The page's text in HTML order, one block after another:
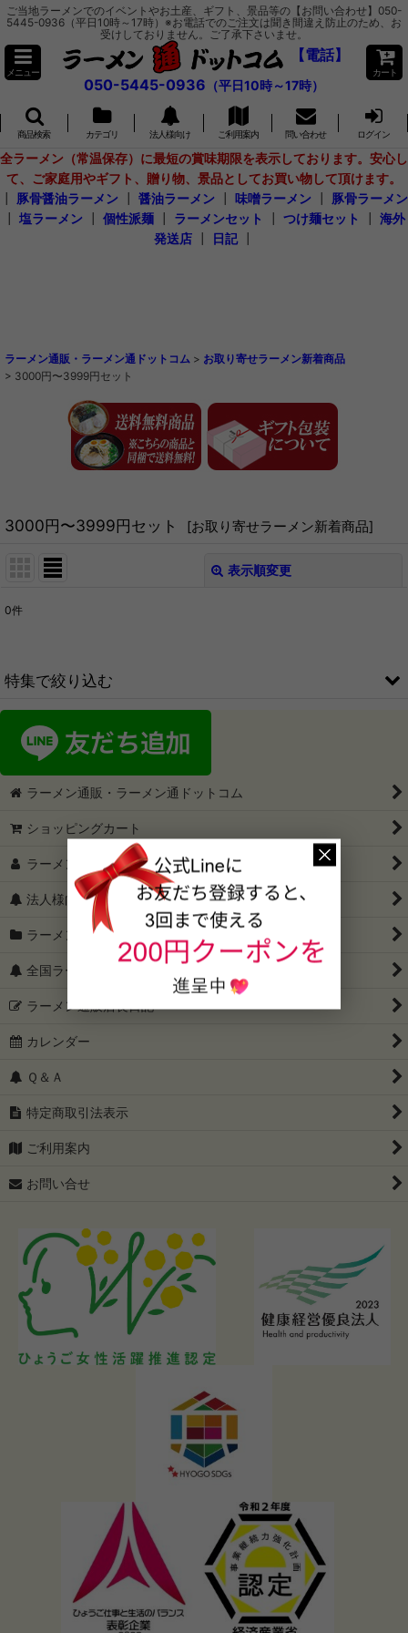
ご当地ラーメンでのイベントやお土産、ギフト、景品等の【お問い合わせ】050-
5445-0936（平日10時～17時）※お電話でのご注文は聞き間違え防止のため、お
受けしておりません。ご了承下さいませ。
メニュー
【電話】
050-5445-0936 （平日10時～17時）
カート
商品検索 カテゴリ 法人様向け ご利用案内 問い合わせ ログイン
全ラーメン（常温保存）に最短の賞味期限を表示しております。安心し
て、ご家庭用やギフト、贈り物、景品としてお買い物して頂けます。
豚骨醤油ラーメン 醤油ラーメン 味噌ラーメン
豚骨ラーメン
塩ラーメン 個性派麺 ラーメンセット つけ麺セット
海外
発送店
日記┃
ラーメン通販・ラーメン通ドットコム > お取り寄せラーメン新着商品
> 3000円〜3999円セット
3000円〜3999円セット [お取り寄せラーメン新着商品]
表示順変更
絞り込む
0件
特集で絞り込む
ご当地ラーメン1箱2食入
3000円〜3999円セット
4000円〜4999円セット
5000円以上セット
こってり系が好きな方に
あっさり系が好きな方に
只今、ラーメン訳ありセール開催中
グルテンフリー
送・送料込み）
プレゼントに人気の食品
札幌味噌ラーメンの歴史と特徴を徹底解説
【家系ラーメン完全ガイド】本家はどこ？歴史から特徴、ラーメ
ン界への衝撃まで徹底解説！
【40代・50代・60代男性へ】奈良発祥の魂！天理ラーメンの歴
代・60代男性を虜にする魅力の変遷と味わい方
ラーメン通販・ラーメン通ドットコム
ショッピングカート
ラーメン通販マイページ
法人様向け
ラーメン一覧
全国ラーメン地図
ラーメン通販店長日記
カレンダー
Ｑ＆Ａ
特定商取引法表示
ご利用案内
お問い合せ